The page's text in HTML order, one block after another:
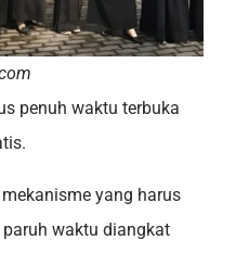
penuh waktu terbuka
yang harus
waktu diangkat